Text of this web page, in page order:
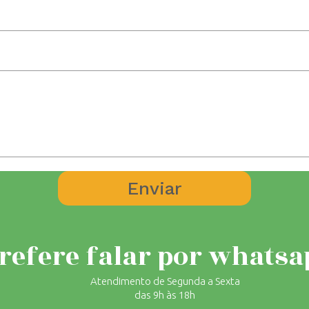
falar por
Atendimento de Segunda a Sexta
das 9h às 18h